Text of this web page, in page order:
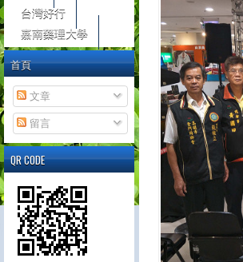
台灣好行
嘉南藥理大學
首頁
文章
留言
QR CODE